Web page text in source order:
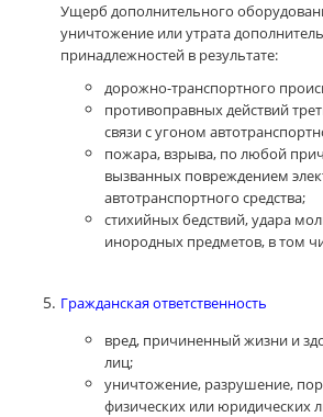
Ущерб дополнительного
уничтожение или утрата
принадлежностей в результате:
дорожно-транспортного
противоправных действий
связи с угоном
пожара, взрыва, по любой
вызванных повреждением
автотранспортного средства;
стихийных бедствий, удара
инородных предметов, в том
Гражданская ответственность
вред, причиненный жизни и
лиц;
уничтожение, разрушение,
физических или юридических